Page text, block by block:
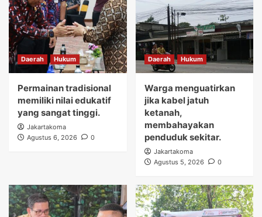
Daerah Hukum
Permainan tradisional
memiliki nilai edukatif
yang sangat tinggi.
Jakartakoma
Agustus 6, 2026
0
Daerah Hukum
Warga menguatirkan
jika kabel jatuh
ketanah,
membahayakan
penduduk sekitar.
Jakartakoma
Agustus 5, 2026
0